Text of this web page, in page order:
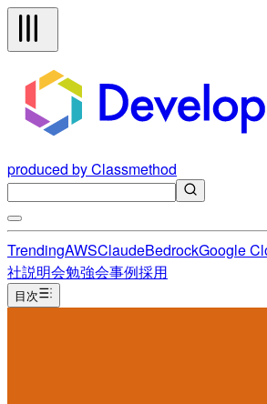
produced by Classmethod
TrendingAWSClaudeBedrockGoogle
社説明会勉強会事例採用
目次